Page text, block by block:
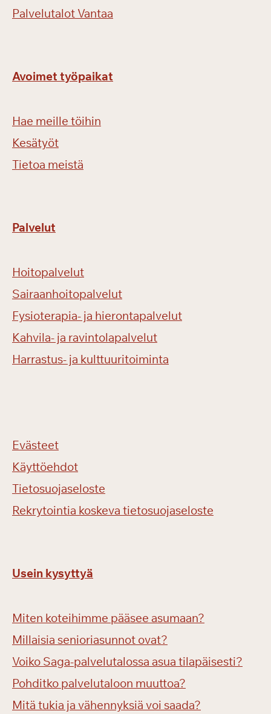
Palvelutalot Vantaa
Avoimet työpaikat
Hae meille töihin
Kesätyöt
Tietoa meistä
Palvelut
Hoitopalvelut
Sairaanhoitopalvelut
Fysioterapia- ja hierontapalvelut
Kahvila- ja ravintolapalvelut
Harrastus- ja kulttuuritoiminta
Evästeet
Käyttöehdot
Tietosuojaseloste
Rekrytointia koskeva tietosuojaseloste
Usein kysyttyä
Miten koteihimme pääsee asumaan?
Millaisia senioriasunnot ovat?
Voiko Saga-palvelutalossa asua tilapäisesti?
Pohditko palvelutaloon muuttoa?
Mitä tukia ja vähennyksiä voi saada?